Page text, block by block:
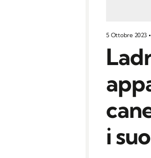
5 Ottobre 2023
i